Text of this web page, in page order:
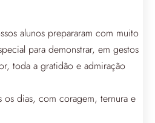
alunos prepararam com muito
para demonstrar, em gestos
toda a gratidão e admiração
os dias, com coragem, ternura e